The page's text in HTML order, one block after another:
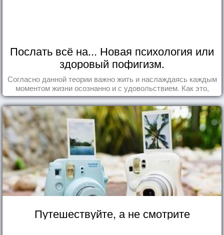
Послать всё на... Новая психология или
здоровый пофигизм.
Согласно данной теории важно жить и наслаждаясь каждым
моментом жизни осознанно и с удовольствием. Как это,
попробуем разобраться на реальных примерах.
Путешествуйте, а не смотрите